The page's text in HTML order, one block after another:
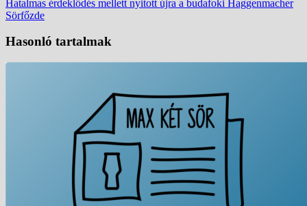
Hatalmas érdeklődés mellett nyitott újra a budafoki Haggenmacher
Sörfőzde
Hasonló tartalmak